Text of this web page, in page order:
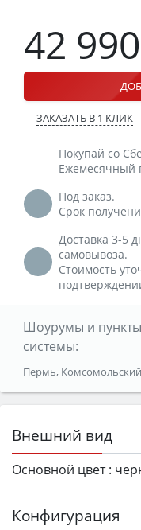
42 990
ЗАКАЗАТЬ В 1 КЛИК
Покупай со
Ежемесячный
Под заказ.
Срок
Доставка 3-5
самовывоза.
Стоимость
Шоурумы и
системы:
Пермь, Комсомольский
Внешний вид
Основной цвет :
Конфигурация